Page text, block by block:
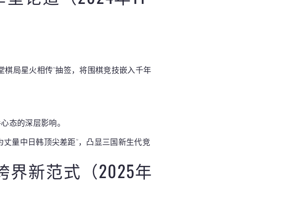
棋局星火相传”抽签，将围棋竞技嵌入千年
态的深层影响。
量中日韩顶尖差距”，凸显三国新生代竞
界新范式（2025年